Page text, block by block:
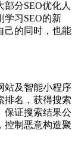
分SEO优化人
学习SEO的新
己的同时，也能
站及智能小程序
排名，获得搜索
保证搜索结果公
控制恶意构造聚